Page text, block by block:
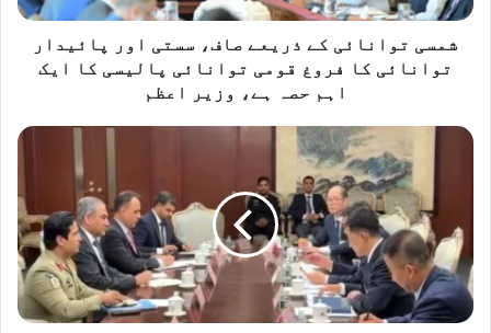
توانائی
فروغ
پالیسی
حصہ
ہے،
وزیر
اعظم
شمسی توانائی کے ذریعے صاف، سستی اور پائیدار
توانائی کا فروغ قومی توانائی پالیسی کا ایک
اہم حصہ ہے، وزیر اعظم
پاکستان
اسٹریٹجک
شراکت
داری
مزید
مضبوط